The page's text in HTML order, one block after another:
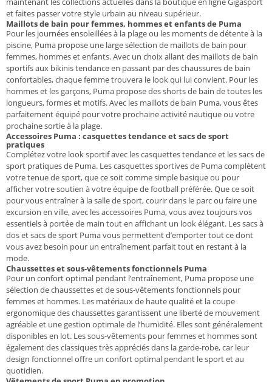
et faites passer votre style urbain au niveau supérieur.
Maillots de bain pour femmes, hommes et enfants de Puma
Pour les journées ensoleillées à la plage ou les moments de détente à la
piscine, Puma propose une large sélection de maillots de bain pour
femmes, hommes et enfants. Avec un choix allant des maillots de bain
sportifs aux bikinis tendance en passant par des chaussures de bain
confortables, chaque femme trouvera le look qui lui convient. Pour les
hommes et les garçons, Puma propose des shorts de bain de toutes les
longueurs, formes et motifs. Avec les maillots de bain Puma, vous êtes
parfaitement équipé pour votre prochaine activité nautique ou votre
prochaine sortie à la plage.
Accessoires Puma : casquettes tendance et sacs de sport
pratiques
Complétez votre look sportif avec les casquettes tendance et les sacs de
sport pratiques de Puma. Les casquettes sportives de Puma complètent
votre tenue de sport, que ce soit comme simple basique ou pour
afficher votre soutien à votre équipe de football préférée. Que ce soit
pour vous entraîner à la salle de sport, courir dans le parc ou faire une
excursion en ville, avec les accessoires Puma, vous avez toujours vos
essentiels à portée de main tout en affichant un look élégant. Les sacs à
dos et sacs de sport Puma vous permettent d’emporter tout ce dont
vous avez besoin pour un entraînement parfait tout en restant à la
mode.
Chaussettes et sous-vêtements fonctionnels Puma
Pour un confort optimal pendant l’entraînement, Puma propose une
sélection de chaussettes et de sous-vêtements fonctionnels pour
femmes et hommes. Les matériaux de haute qualité et la coupe
ergonomique des chaussettes garantissent une liberté de mouvement
agréable et une gestion optimale de l’humidité. Elles sont généralement
disponibles en lot. Les sous-vêtements pour femmes et hommes sont
également des classiques très appréciés dans la garde-robe, car leur
design fonctionnel offre un confort optimal pendant le sport et au
quotidien.